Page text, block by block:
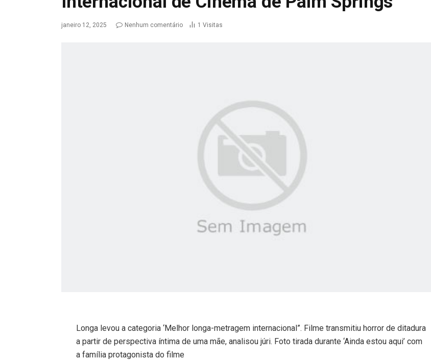
janeiro 12, 2025 Nenhum comentário 1 Visitas
Longa levou a categoria ‘Melhor longa-metragem internacional”. Filme transmitiu horror de ditadura
a partir de perspectiva íntima de uma mãe, analisou júri. Foto tirada durante ‘Ainda estou aqui’ com
a família protagonista do filme